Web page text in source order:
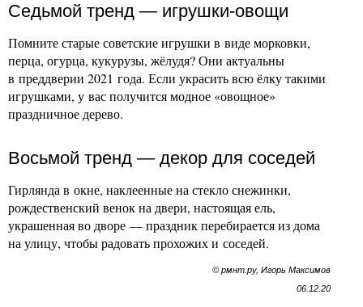
Седьмой тренд — игрушки-овощи
Помните старые советские игрушки в виде морковки,
перца, огурца, кукурузы, жёлудя? Они актуальны
в преддверии 2021 года. Если украсить всю ёлку такими
игрушками, у вас получится модное «овощное»
праздничное дерево.
Восьмой тренд — декор для соседей
Гирлянда в окне, наклеенные на стекло снежинки,
рождественский венок на двери, настоящая ель,
украшенная во дворе — праздник перебирается из дома
на улицу, чтобы радовать прохожих и соседей.
© рмнт.ру, Игорь Максимов
06.12.20